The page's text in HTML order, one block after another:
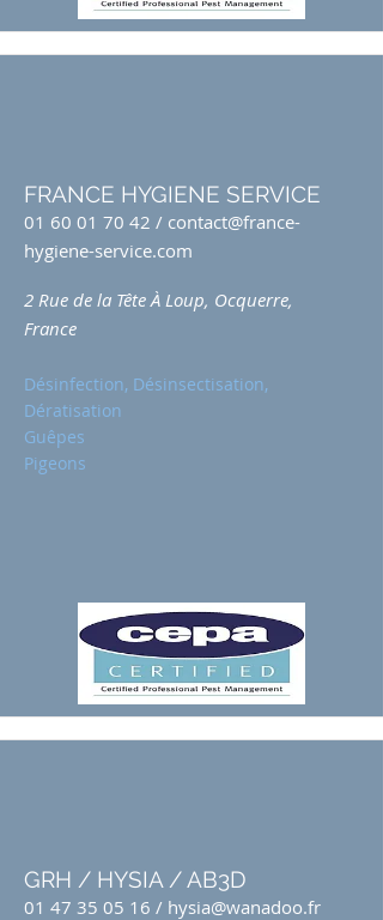
FRANCE HYGIENE SERVICE
01 60 01 70 42 / contact@france-
hygiene-service.com
2 Rue de la Tête À Loup, Ocquerre,
France
Désinfection, Désinsectisation,
Dératisation
Guêpes
Pigeons
GRH / HYSIA / AB3D
01 47 35 05 16 / hysia@wanadoo.fr